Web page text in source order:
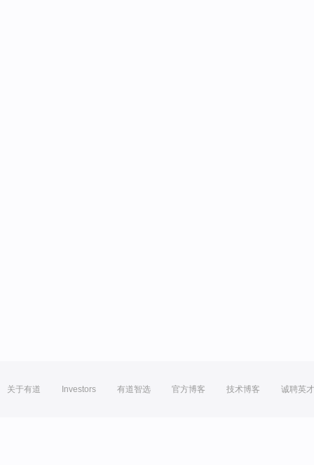
关于有道 Investors 有道智选 官方博客 技术博客 诚聘英才